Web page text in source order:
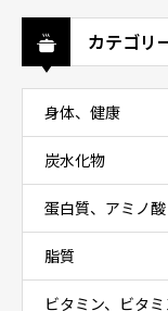
カテゴリ
身体、健康
炭水化物
蛋白質、アミノ酸
脂質
ビタミン、ビタ